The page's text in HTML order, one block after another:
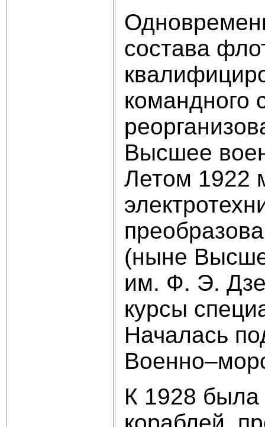
состава
командного
Высшее
Летом 1922
(ныне
им. Ф. Э.
курсы
Началась
К 1928 была